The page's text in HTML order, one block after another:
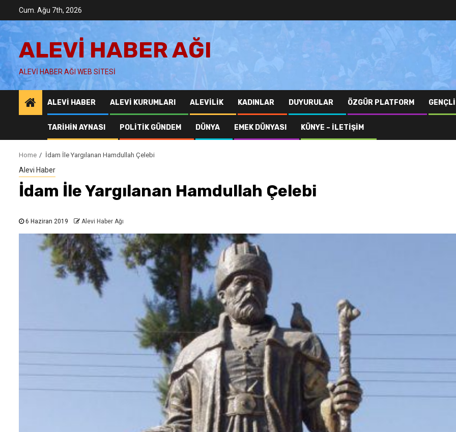
content
Cum. Ağu 7th, 2026
ALEVI HABER AĞI
ALEVI HABER AĞI WEB SITESI
ALEVI HABER ALEVI KURUMLARI ALEVILIK KADINLAR DUYURULAR ÖZGÜR PLATFORM
TARIHIN AYNASI POLITIK GÜNDEM DÜNYA EMEK DÜNYASI KÜNYE – İLETIŞIM
Home İdam İle Yargılanan Hamdullah Çelebi
Alevi Haber
İdam İle Yargılanan Hamdullah Çelebi
6 Haziran 2019 Alevi Haber Ağı